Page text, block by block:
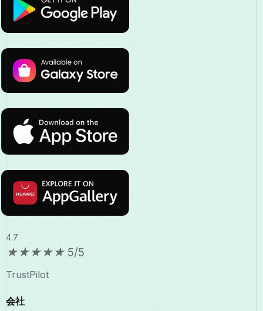
4.7
★★★★★ 5/5
TrustPilot
会社